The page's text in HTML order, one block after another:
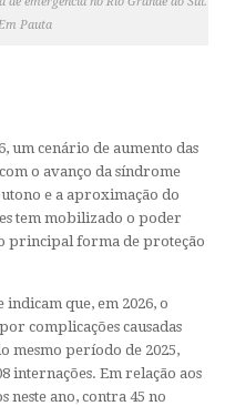
Pauta
um cenário de aumento das
o avanço da síndrome
e a aproximação do
tem mobilizado o poder
principal forma de proteção
indicam que, em 2026, o
complicações causadas
mesmo período de 2025,
internações. Em relação aos
neste ano, contra 45 no